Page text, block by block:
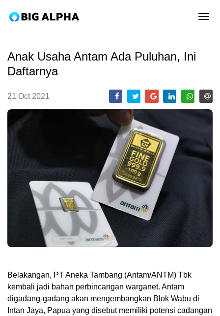
Anak Usaha Antam Ada Puluhan, Ini
Daftarnya
21 Oct 2021
Belakangan, PT Aneka Tambang (Antam/ANTM) Tbk
kembali jadi bahan perbincangan warganet. Antam
digadang-gadang akan mengembangkan Blok Wabu di
Intan Jaya, Papua yang disebut memiliki potensi cadangan